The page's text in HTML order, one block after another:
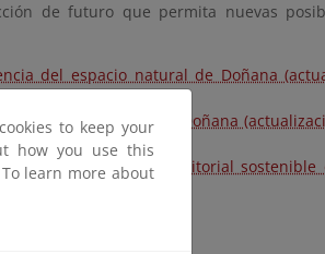
de futuro que permita nuevas
del espacio natural de Doñana
espacio natural de Doñana
para el desarrollo territorial sostenible
to keep your
how you use this
learn more about